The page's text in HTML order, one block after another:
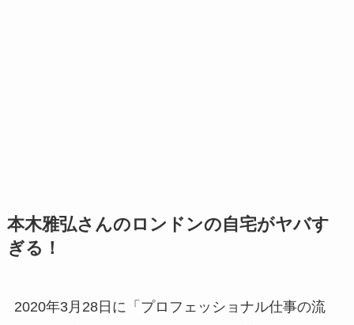
本木雅弘さんのロンドンの自宅がヤバす
ぎる！
2020年3月28日に「プロフェッショナル仕事の流